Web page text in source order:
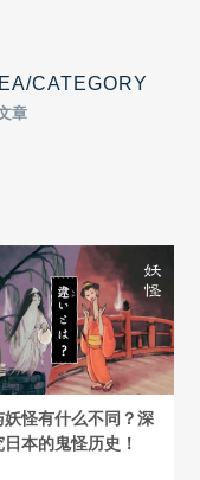
CATEGORY
章
妖怪有什么不同？深
日本的鬼怪历史！